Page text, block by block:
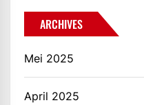
ARCHIVES
Mei 2025
April 2025